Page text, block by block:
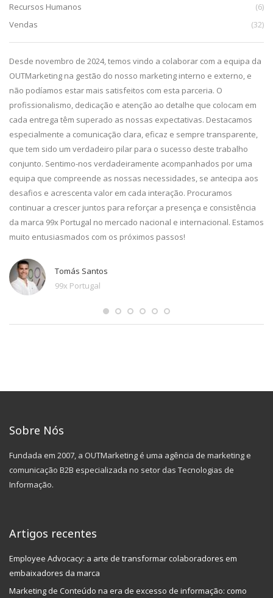
Recursos Humanos
(6)
Vendas
(32)
Desde novembro de 2024, temos vindo a colaborar com a equipa da
OUTMarketing na gestão do nosso marketing interno e externo, e
não podíamos estar mais satisfeitos com esta parceria. O
profissionalismo, dedicação e atenção ao detalhe que colocam em
cada entrega têm superado as nossas expectativas. Destacamos
especialmente a comunicação clara, eficaz e sempre transparente,
que tem sido um verdadeiro pilar para o sucesso deste trabalho
conjunto. Sentimo-nos verdadeiramente acompanhados por uma
equipa que compreende as nossas necessidades, se antecipa aos
desafios e acrescenta valor em cada interação. Procuramos
continuar a crescer juntos para reforçar a presença e consistência
da marca 99x Portugal no mercado nacional e internacional. Estamos
muito entusiasmados com os próximos passos!
Tomás Santos
99x Portugal
Sobre Nós
Fundada em 2007, a OUTMarketing é uma agência de marketing e
comunicação B2B especializada no setor das Tecnologias de
Informação.
Artigos recentes
Employee Advocacy: a arte de transformar colaboradores em
embaixadores da marca
Marketing de Conteúdo na era de excesso de informação: como